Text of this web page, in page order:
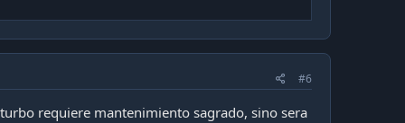
#6
requiere mantenimiento sagrado, sino sera